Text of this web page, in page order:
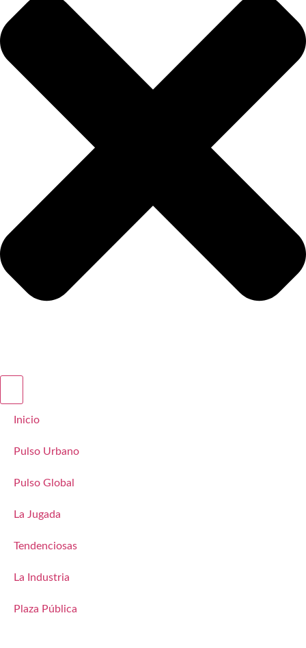
Inicio
Pulso Urbano
Pulso Global
La Jugada
Tendenciosas
La Industria
Plaza Pública